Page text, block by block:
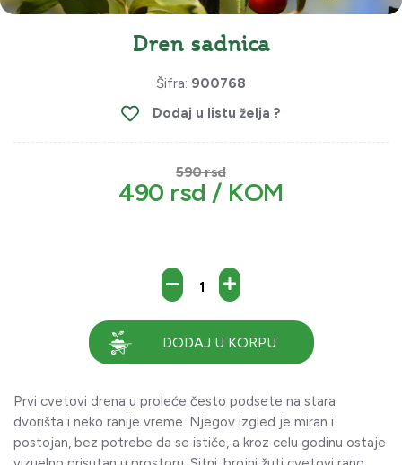
Dren sadnica
Šifra: 900768
Dodaj u listu želja ?
590 rsd
490 rsd / KOM
DODAJ U KORPU
Prvi cvetovi drena u proleće često podsete na stara
dvorišta i neko ranije vreme. Njegov izgled je miran i
postojan, bez potrebe da se ističe, a kroz celu godinu ostaje